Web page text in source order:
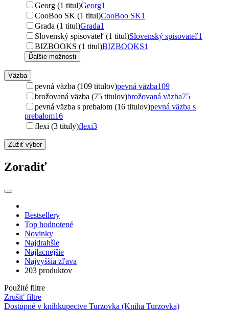
Georg (1 titul)Georg1
CooBoo SK (1 titul)CooBoo SK1
Grada (1 titul)Grada1
Slovenský spisovateľ (1 titul)Slovenský spisovateľ1
BIZBOOKS (1 titul)BIZBOOKS1
Ďalšie možnosti
Väzba
pevná väzba (109 titulov)pevná väzba109
brožovaná väzba (75 titulov)brožovaná väzba75
pevná väzba s prebalom (16 titulov)pevná väzba s
prebalom16
flexi (3 tituly)flexi3
Zúžiť výber
Zoradiť
Bestsellery
Top hodnotené
Novinky
Najdrahšie
Najlacnejšie
Najvyššia zľava
203 produktov
Použité filtre
Zrušiť filtre
Dostupné v kníhkupectve Turzovka (Kniha Turzovka)